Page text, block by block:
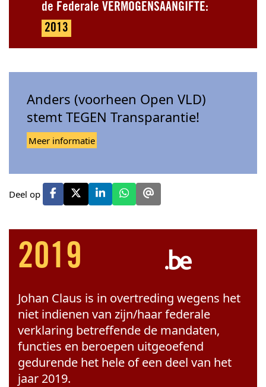
de Federale VERMOGENSAANGIFTE:
2013
Anders (voorheen Open VLD)
stemt TEGEN Transparantie!
Meer informatie
Deel op
2019
Johan Claus is in overtreding wegens het
niet indienen van zijn/haar federale
verklaring betreffende de mandaten,
functies en beroepen uitgeoefend
gedurende het hele of een deel van het
jaar 2019.